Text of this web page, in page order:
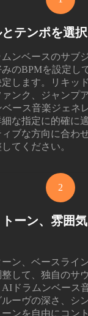
テンポを選択
ンベースのサブ
のBPMを設定し
します。リキッ
ンク、ジャンプ
ース音楽ジェネ
な指定に的確に
ブな方向に合わ
てください。
2
トーン、雰囲
ーン、ベースライ
して、独自のサ
AIドラムンベース
ーヴの深さ、シ
ンを自由にコン